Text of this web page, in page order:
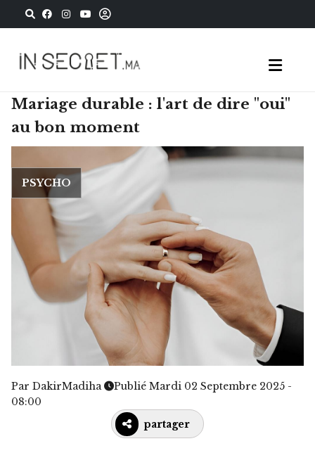
Mariage durable : l'art de dire "oui"
au bon moment
PSYCHO
Par DakirMadiha
Publié Mardi 02 Septembre 2025 -
08:00
partager